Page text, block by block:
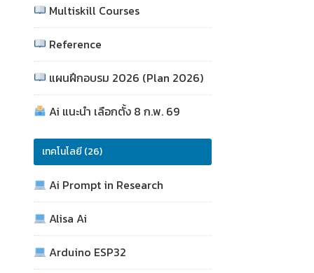
Multiskill Courses
Reference
แผนฝึกอบรม 2026 (Plan 2026)
Ai แนะนำ เลือกตั้ง 8 ก.พ. 69
เทคโนโลยี (26)
Ai Prompt in Research
Alisa Ai
Arduino ESP32